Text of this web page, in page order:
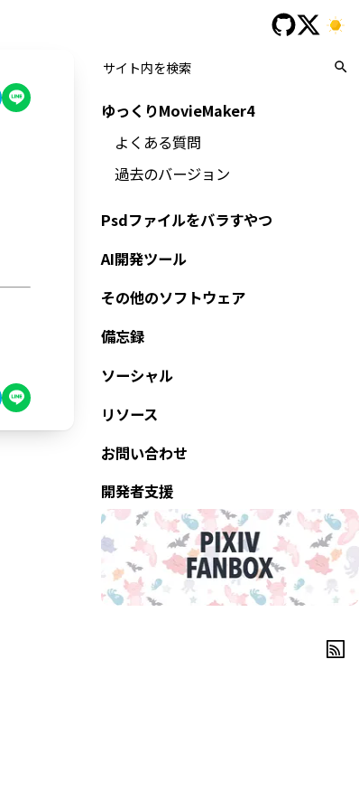
ゆっくりMovieMaker4
よくある質問
過去のバージョン
Psdファイルをバラすやつ
AI開発ツール
その他のソフトウェア
備忘録
ソーシャル
リソース
お問い合わせ
開発者支援